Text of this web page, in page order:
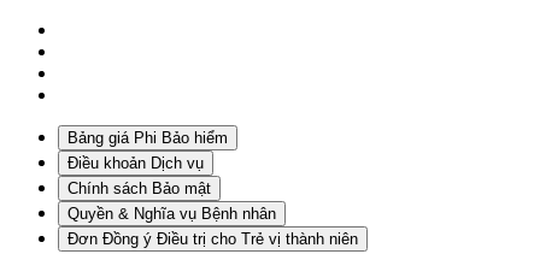
Bảng giá Phi Bảo hiểm
Điều khoản Dịch vụ
Chính sách Bảo mật
Quyền & Nghĩa vụ Bệnh nhân
Đơn Đồng ý Điều trị cho Trẻ vị thành niên